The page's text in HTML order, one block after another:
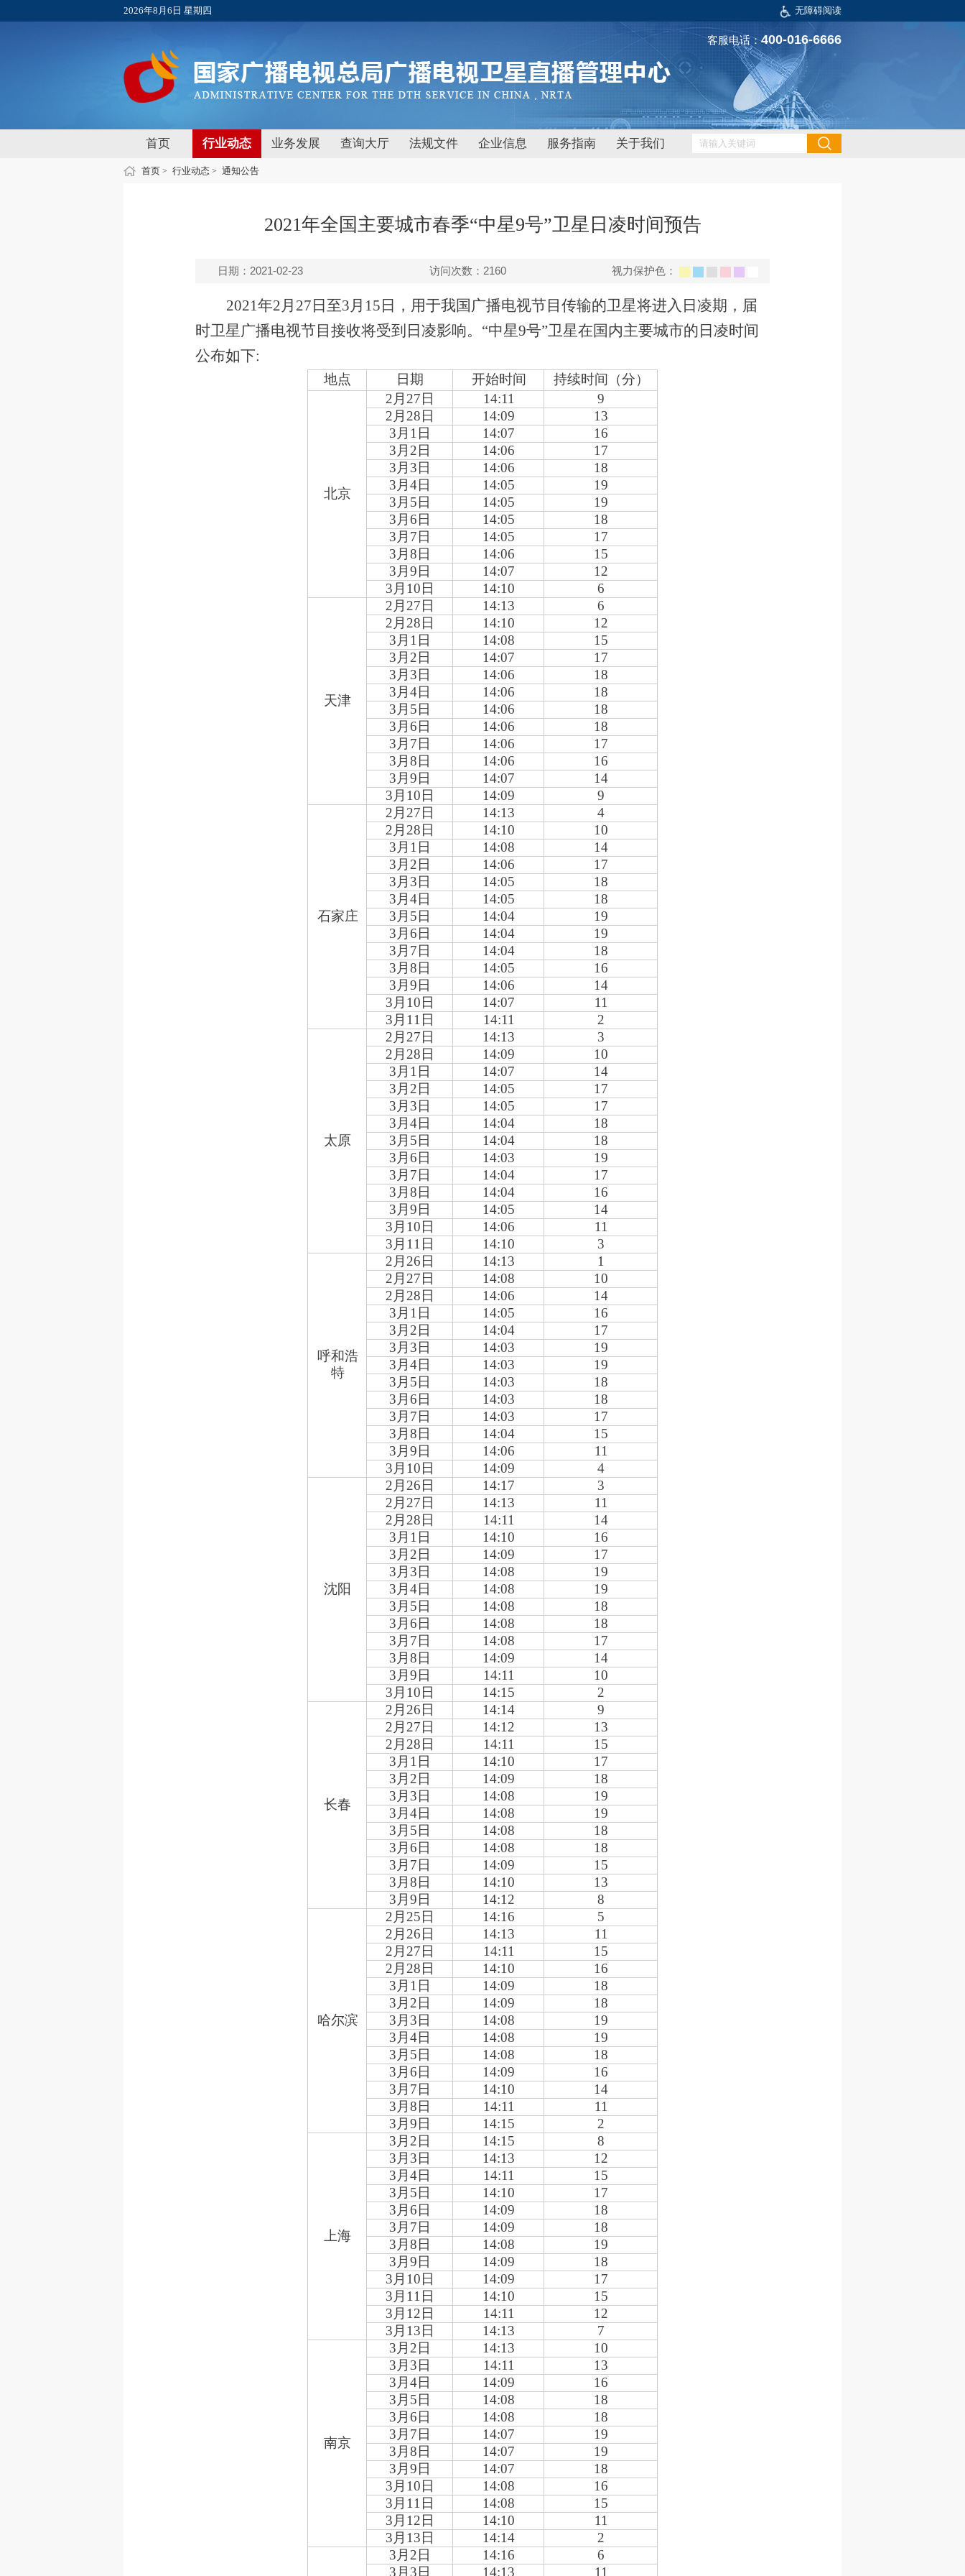
2026年8月6日 星期四 无障碍阅读
客服电话：400-016-6666
首页 行业动态 业务发展 查询大厅 法规文件 企业信息 服务指南 关于我们
首页 > 行业动态 > 通知公告
2021年全国主要城市春季“中星9号”卫星日凌时间预告
日期：2021-02-23 访问次数： 2160 视力保护色：
2021年2月27日至3月15日，用于我国广播电视节目传输的卫星将进入日凌期，届
时卫星广播电视节目接收将受到日凌影响。“中星9号”卫星在国内主要城市的日凌时间
公布如下:
地点 日期 开始时间 持续时间（分）
北京
2 月27日 14:11
9
2 月28日 14:09
13
3 月1日 14:07
16
3 月2日 14:06
17
3 月3日 14:06
18
3 月4日 14:05
19
3 月5日 14:05
19
3 月6日 14:05
18
3 月7日 14:05
17
3 月8日 14:06
15
3 月9日 14:07
12
3 月10日 14:10 6
天津
2 月27日 14:13
6
2 月28日 14:10
12
3 月1日 14:08
15
3 月2日 14:07
17
3 月3日 14:06
18
3 月4日 14:06
18
3 月5日 14:06
18
3 月6日 14:06
18
3 月7日 14:06
17
3 月8日 14:06
16
3 月9日 14:07
14
3 月10日 14:09 9
石家庄
2 月27日 14:13
4
2 月28日 14:10
10
3 月1日 14:08
14
3 月2日 14:06
17
3 月3日 14:05
18
3 月4日 14:05
18
3 月5日 14:04
19
3 月6日 14:04
19
3 月7日 14:04
18
3 月8日 14:05
16
3 月9日 14:06
14
3 月10日 14:07
11
3 月11日 14:11 2
太原
2 月27日 14:13
3
2 月28日 14:09
10
3 月1日 14:07
14
3 月2日 14:05
17
3 月3日 14:05
17
3 月4日 14:04
18
3 月5日 14:04
18
3 月6日 14:03
19
3 月7日 14:04
17
3 月8日 14:04
16
3 月9日 14:05
14
3 月10日 14:06
11
3 月11日 14:10 3
呼和浩
特
2 月26日 14:13
1
2 月27日 14:08
10
2 月28日 14:06
14
3 月1日 14:05
16
3 月2日 14:04
17
3 月3日 14:03
19
3 月4日 14:03
19
3 月5日 14:03
18
3 月6日 14:03
18
3 月7日 14:03
17
3 月8日 14:04
15
3 月9日 14:06
11
3 月10日 14:09 4
沈阳
2 月26日 14:17
3
2 月27日 14:13
11
2 月28日 14:11
14
3 月1日 14:10
16
3 月2日 14:09
17
3 月3日 14:08
19
3 月4日 14:08
19
3 月5日 14:08
18
3 月6日 14:08
18
3 月7日 14:08
17
3 月8日 14:09
14
3 月9日 14:11
10
3 月10日 14:15 2
长春
2 月26日 14:14
9
2 月27日 14:12
13
2 月28日 14:11
15
3 月1日 14:10
17
3 月2日 14:09
18
3 月3日 14:08
19
3 月4日 14:08
19
3 月5日 14:08
18
3 月6日 14:08
18
3 月7日 14:09
15
3 月8日 14:10
13
3 月9日 14:12 8
哈尔滨
2 月25日 14:16
5
2 月26日 14:13
11
2 月27日 14:11
15
2 月28日 14:10
16
3 月1日 14:09
18
3 月2日 14:09
18
3 月3日 14:08
19
3 月4日 14:08
19
3 月5日 14:08
18
3 月6日 14:09
16
3 月7日 14:10
14
3 月8日 14:11
11
3 月9日 14:15 2
上海
3 月2日 14:15
8
3 月3日 14:13
12
3 月4日 14:11
15
3 月5日 14:10
17
3 月6日 14:09
18
3 月7日 14:09
18
3 月8日 14:08
19
3 月9日 14:09
18
3 月10日 14:09
17
3 月11日 14:10
15
3 月12日 14:11
12
3 月13日 14:13 7
南京
3 月2日 14:13
10
3 月3日 14:11
13
3 月4日 14:09
16
3 月5日 14:08
18
3 月6日 14:08
18
3 月7日 14:07
19
3 月8日 14:07
19
3 月9日 14:07
18
3 月10日 14:08
16
3 月11日 14:08
15
3 月12日 14:10
11
3 月13日 14:14
2
3 月2日 14:16
6
3 月3日 14:13 11